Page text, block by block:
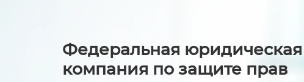
Федеральная юридическая
компания по защите прав